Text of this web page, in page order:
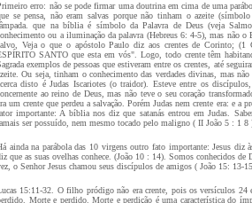
erro: não se pode firmar uma doutrina em cima de uma
se pensa, não eram salvas porque não tinham o azeite
que na bíblia é símbolo da Palavra de Deus (veja
ou a iluminação da palavra (Hebreus 6: 4-5), mas não
Veja o que o apóstolo Paulo diz aos crentes de Corinto; (1
SANTO que esta em vós". Logo, todo crente têm
exemplos de pessoas que estiveram entre os crentes, até
Ou seja, tinham o conhecimento das verdades divinas, mas
disto é Judas Iscariotes (o traidor). Esteve entre os
ao reino de Deus, mas não teve o seu coração
um crente que perdeu a salvação. Porém Judas nem crente era: e a
importante: A bíblia nos diz que satanás entrou em Judas.
ser possuído, nem mesmo tocado pelo maligno ( II João 5 : 1 8
ainda na parábola das 10 virgens outro fato importante: Jesus diz
que as suas ovelhas conhece. (João 10 : 14). Somos conhecidos de
o Senhor Jesus chamou seus discípulos de amigos ( João 15: 13-
15:11-32. O filho pródigo não era crente, pois os versículos 24
Morte e perdido. Morte e perdição é uma característica do